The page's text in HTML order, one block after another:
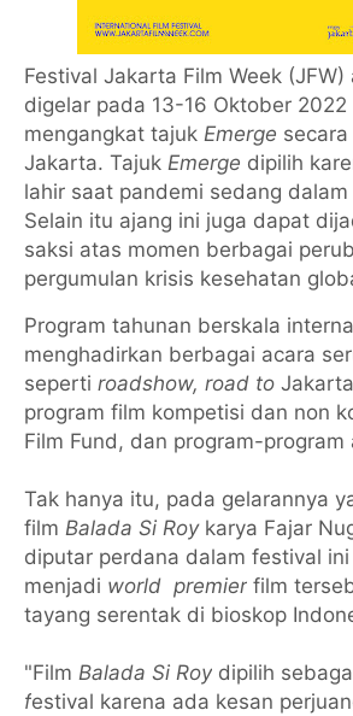
Festival Jakarta Film Week
digelar pada 13-16 Oktober 2022
mengangkat tajuk Emerge secara
Jakarta. Tajuk Emerge dipilih
lahir saat pandemi sedang
Selain itu ajang ini juga dapat
saksi atas momen berbagai
pergumulan krisis kesehatan
Program tahunan berskala
menghadirkan berbagai acara
seperti roadshow, road to
program film kompetisi dan non
Film Fund, dan program-program
Tak hanya itu, pada gelarannya
film Balada Si Roy karya Fajar
diputar perdana dalam festival
menjadi world premier film
tayang serentak di bioskop
"Film Balada Si Roy dipilih
festival karena ada kesan